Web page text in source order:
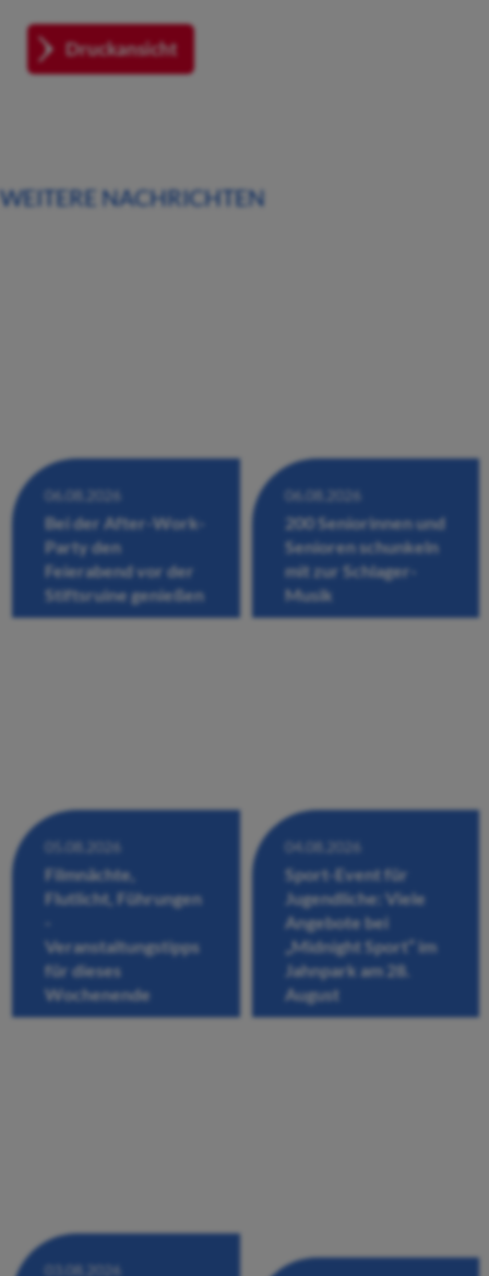
Druckansicht
WEITERE NACHRICHTEN
06.08.2026
Bei der After-Work-
Party den
Feierabend vor der
Stiftsruine genießen
06.08.2026
200 Seniorinnen und
Senioren schunkeln
mit zur Schlager-
Musik
05.08.2026
Filmnächte,
Flutlicht, Führungen
Veranstaltungstipps
für dieses
Wochenende
04.08.2026
Sport-Event für
Jugendliche: Viele
Angebote bei
„Midnight Sport“ im
Jahnpark am 28.
August
03.08.2026